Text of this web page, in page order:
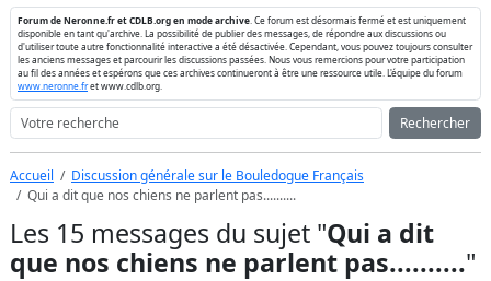
Forum de Neronne.fr et CDLB.org en mode archive . Ce forum est désormais fermé et est uniquement
disponible en tant qu'archive. La possibilité de publier des messages, de répondre aux discussions ou
d'utiliser toute autre fonctionnalité interactive a été désactivée. Cependant, vous pouvez toujours consulter
les anciens messages et parcourir les discussions passées. Nous vous remercions pour votre participation
au fil des années et espérons que ces archives continueront à être une ressource utile. L'équipe du forum
www.neronne.fret www.cdlb.org.
Rechercher
Accueil
Discussion générale sur le Bouledogue Français
Qui a dit que nos chiens ne parlent pas..........
Les 15 messages du sujet "Qui a dit
que nos chiens ne parlent pas.........."